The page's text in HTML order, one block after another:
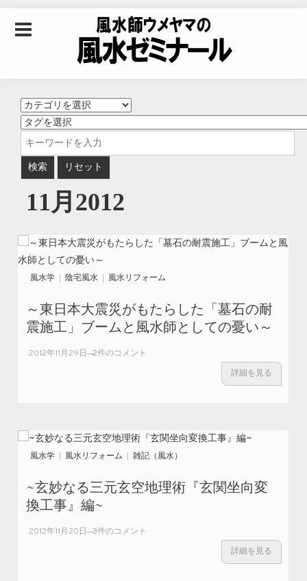
風水師ウメヤマの風
水ゼミナール｜風水
学・四柱推命学・易
学を合わせた立命講
座
11月2012
風水学 陰宅風水 風水リフォーム
～東日本大震災がもたらした「墓石の耐
震施工」ブームと風水師としての憂い～
2012年11月29日
～東日本大
しての憂い
～ への
2件のコメント
詳細を見る
風水学 風水リフォーム 雑記（風水）
~玄妙なる三元玄空地理術『玄関坐向変
換工事』編~
2012年11月20日
~玄妙なる三
3件のコメント
詳細を見る